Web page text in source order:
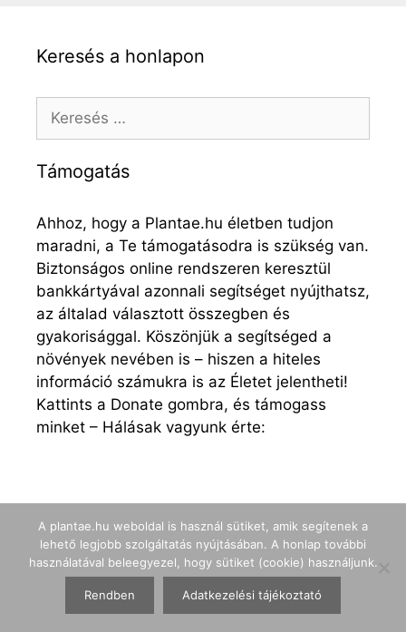
Keresés a honlapon
Támogatás
Ahhoz, hogy a Plantae.hu életben tudjon
maradni, a Te támogatásodra is szükség van.
Biztonságos online rendszeren keresztül
bankkártyával azonnali segítséget nyújthatsz,
az általad választott összegben és
gyakorisággal. Köszönjük a segítséged a
növények nevében is – hiszen a hiteles
információ számukra is az Életet jelentheti!
Kattints a Donate gombra, és támogass
minket – Hálásak vagyunk érte:
A plantae.hu weboldal is használ sütiket, amik segítenek a
lehető legjobb szolgáltatás nyújtásában. A honlap további
használatával beleegyezel, hogy sütiket (cookie) használjunk.
Rendben Adatkezelési tájékoztató